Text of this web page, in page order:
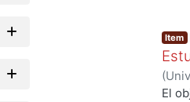
Item
(
de
El